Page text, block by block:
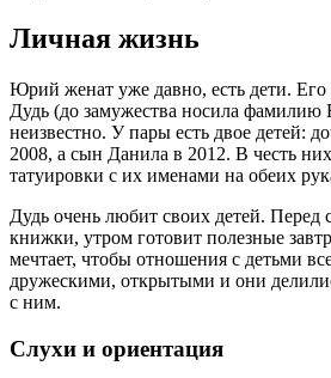
Личная жизнь
Юрий женат уже давно, есть дети. Его
Дудь (до замужества носила фамилию
неизвестно. У пары есть двое детей:
2008, а сын Данила в 2012. В честь
татуировки с их именами на обеих
Дудь очень любит своих детей. Перед
книжки, утром готовит полезные
мечтает, чтобы отношения с детьми
дружескими, открытыми и они
с ним.
Слухи и ориентация